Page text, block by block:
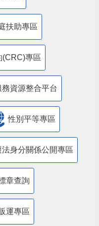
扶助專區
(CRC)專區
資源整合平台
性別平等專區
身分關係公開專區
章查詢
運專區